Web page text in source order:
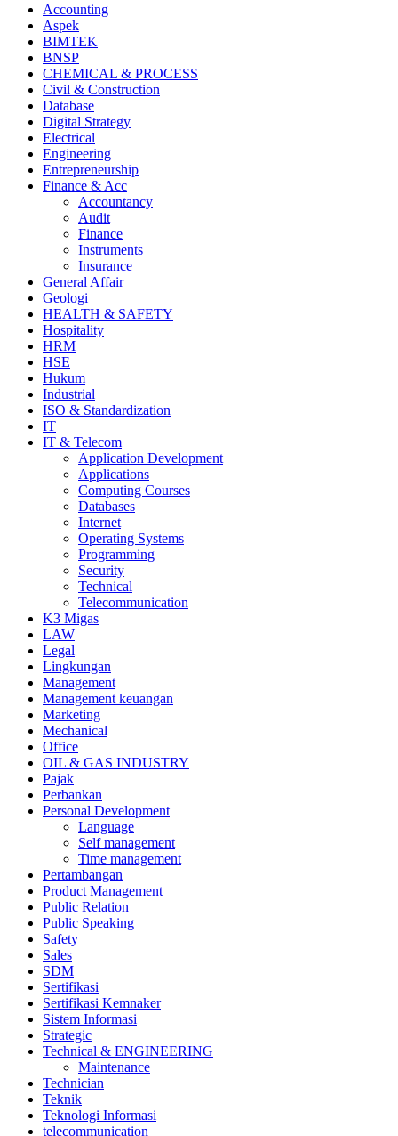
Accounting
Aspek
BIMTEK
BNSP
CHEMICAL & PROCESS
Civil & Construction
Database
Digital Strategy
Electrical
Engineering
Entrepreneurship
Finance & Acc
Accountancy
Audit
Finance
Instruments
Insurance
General Affair
Geologi
HEALTH & SAFETY
Hospitality
HRM
HSE
Hukum
Industrial
ISO & Standardization
IT
IT & Telecom
Application Development
Applications
Computing Courses
Databases
Internet
Operating Systems
Programming
Security
Technical
Telecommunication
K3 Migas
LAW
Legal
Lingkungan
Management
Management keuangan
Marketing
Mechanical
Office
OIL & GAS INDUSTRY
Pajak
Perbankan
Personal Development
Language
Self management
Time management
Pertambangan
Product Management
Public Relation
Public Speaking
Safety
Sales
SDM
Sertifikasi
Sertifikasi Kemnaker
Sistem Informasi
Strategic
Technical & ENGINEERING
Maintenance
Technician
Teknik
Teknologi Informasi
telecommunication